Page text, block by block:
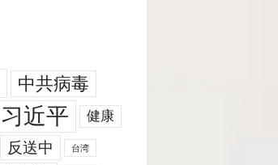
中共病毒
习近平 健康
反送中 台湾